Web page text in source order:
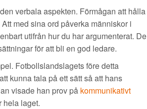
verbala aspekten. Förmågan att hålla
med sina ord påverka människor i
utifrån hur du har argumenterat. De
för att bli en god ledare.
Fotbollslandslagets före detta
kunna tala på ett sätt så att hans
visade han prov på kommunikativt
hela laget.